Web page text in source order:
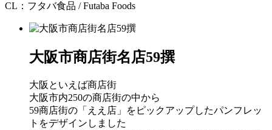
CL：フタバ食品 / Futaba Foods
大阪市商店街名店59撰
大阪といえば商店街
大阪市内250の商店街の中から
59商店街の「ええ店」をピックアップしたパンフレッ
トをデザインしました